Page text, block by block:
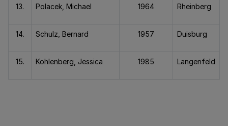
13. Polacek, Michael 1964 Rheinberg
14. Schulz, Bernard 1957 Duisburg
15. Kohlenberg, Jessica 1985 Langenfeld